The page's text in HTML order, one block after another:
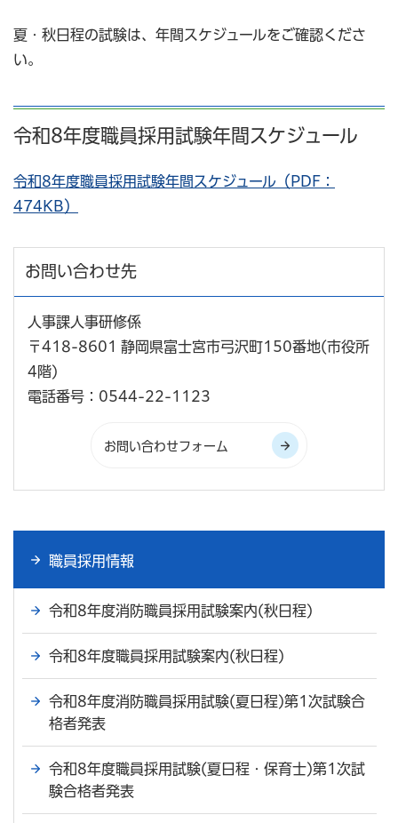
夏・秋日程の試験は、年間スケジュールをご確認くださ
い。
令和8年度職員採用試験年間スケジュール
令和8年度職員採用試験年間スケジュール（PDF：
474KB）
お問い合わせ先
人事課人事研修係
〒418-8601 静岡県富士宮市弓沢町150番地(市役所
4階)
電話番号：0544-22-1123
職員採用情報
令和8年度消防職員採用試験案内(秋日程)
令和8年度職員採用試験案内(秋日程)
令和8年度消防職員採用試験(夏日程)第1次試験合
格者発表
令和8年度職員採用試験(夏日程・保育士)第1次試
験合格者発表